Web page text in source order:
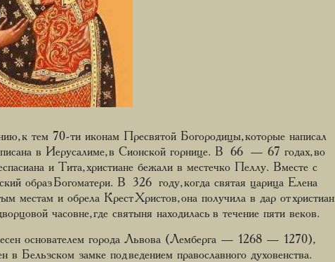
к тем 70-ти иконам Пресвятой Богородицы, которые написал
в Иерусалиме, в Сионской горнице. В 66 — 67 годах, во
и Тита, христиане бежали в местечко Пеллу. Вместе с
образ Богоматери. В 326 году, когда святая царица Елена
местам и обрела Крест Христов, она получила в дар от христиан
часовне, где святыня находилась в течение пяти веков.
основателем города Львова (Лемберга — 1268 — 1270),
Бельзском замке под ведением православного духовенства.